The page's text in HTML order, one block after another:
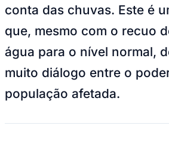
Times - Ir direto
conta das chuvas. Este é
que, mesmo com o recuo
água para o nível normal,
muito diálogo entre o
população afetada.